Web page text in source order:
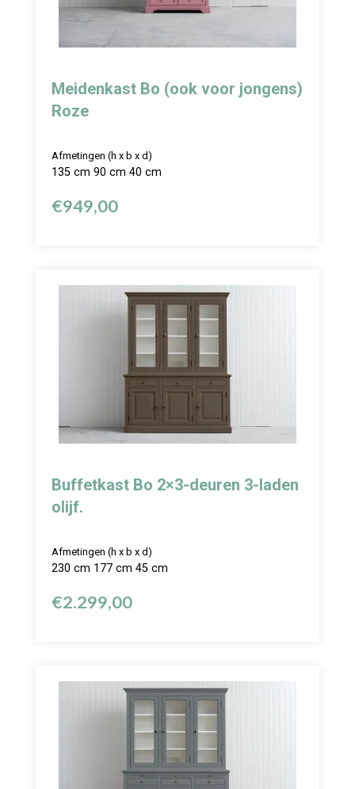
Meidenkast Bo (ook voor jongens)
Roze
Afmetingen (h x b x d)
135 cm 90 cm 40 cm
€949,00
Buffetkast Bo 2×3-deuren 3-laden
olijf.
Afmetingen (h x b x d)
230 cm 177 cm 45 cm
€2.299,00